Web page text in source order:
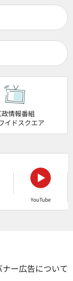
政情報番組
イドスクエア
YouTube
ナー広告について